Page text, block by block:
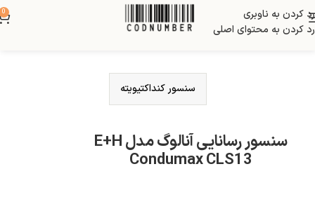
رد کردن به ناوبری
رد کردن به محتوای اصلی
0
سنسور کنداکتیویته
سنسور رسانایی آنالوگ مدل E+H
Condumax CLS13